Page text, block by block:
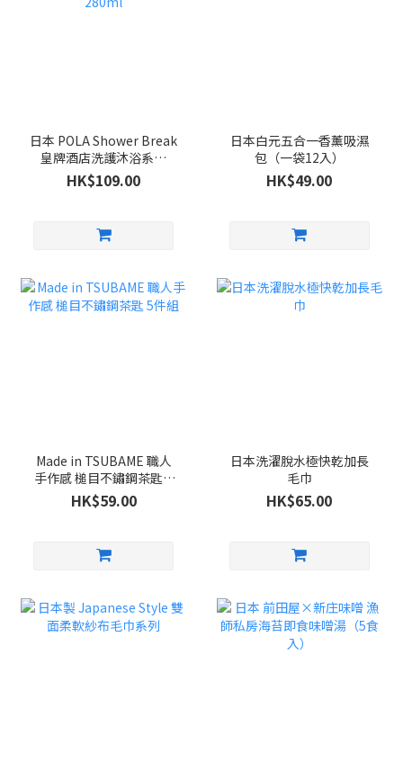
日本 POLA Shower Break
皇牌酒店洗護沐浴系列
280ml
HK$109.00
日本白元五合一香薰吸濕
包（一袋12入）
HK$49.00
Made in TSUBAME 職人
手作感 槌目不鏽鋼茶匙 5
件組
HK$59.00
日本洗濯脫水極快乾加長
毛巾
HK$65.00